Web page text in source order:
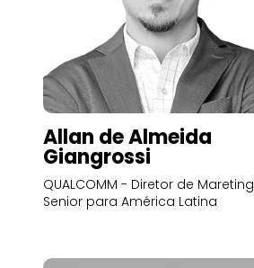
Allan de Almeida
Giangrossi
QUALCOMM - Diretor de Mareting
Senior para América Latina